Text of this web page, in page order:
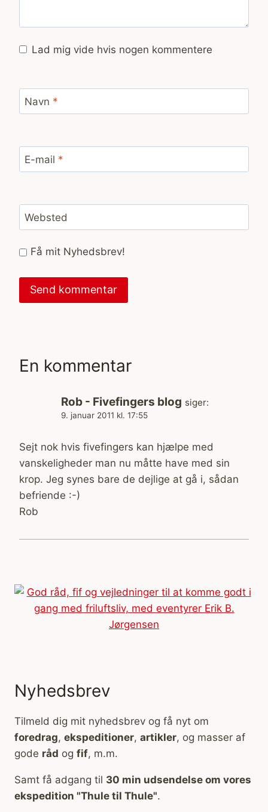
Lad mig vide hvis nogen kommentere
Navn *
E-mail *
Websted
Få mit Nyhedsbrev!
En kommentar
Rob - Fivefingers blog siger:
9. januar 2011 kl. 17:55
Sejt nok hvis fivefingers kan hjælpe med
vanskeligheder man nu måtte have med sin
krop. Jeg synes bare de dejlige at gå i, sådan
befriende :-)
Rob
Nyhedsbrev
Tilmeld dig mit nyhedsbrev og få nyt om
foredrag, ekspeditioner, artikler, og masser af
gode råd og fif, m.m.
Samt få adgang til 30 min udsendelse om vores
ekspedition "Thule til Thule".